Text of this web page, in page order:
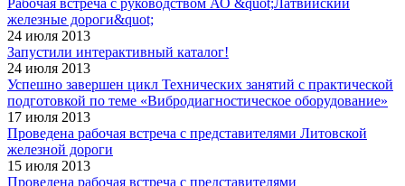
Рабочая встреча с руководством АО &quot;Латвийский
железные дороги&quot;
24 июля 2013
Запустили интерактивный каталог!
24 июля 2013
Успешно завершен цикл Технических занятий с практической
подготовкой по теме «Вибродиагностическое оборудование»
17 июля 2013
Проведена рабочая встреча с представителями Литовской
железной дороги
15 июля 2013
Проведена рабочая встреча с представителями